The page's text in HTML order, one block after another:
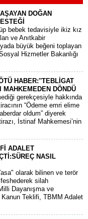
DOĞAN
bebek tedavisiyle ikiz kız
ve Anıtkabir
büyük beğeni toplayan
Hizmetler Bakanlığı
HABER:''TEBLİGAT
DÖNDÜ
gerekçesiyle hakkında
“Ödeme emri elime
oldum” diyerek
İstinaf Mahkemesi’nin
ADALET
NASIL
olarak bilinen ve terör
silah
Dayanışma ve
Teklifi, TBMM Adalet